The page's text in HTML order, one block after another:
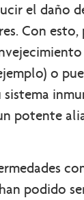
el daño
Con esto,
o
potente
podido